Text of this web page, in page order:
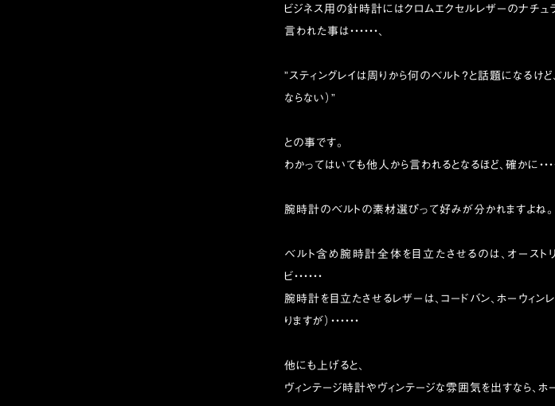
ビジネス用の針時計にはクロムエクセルレザーのナチュ
言われた事は・・・・・・、
”スティングレイは周りから何のベルト？と話題になるけ
ならない）”
との事です。
わかってはいても他人から言われるとなるほど、確かに・・・
腕時計のベルトの素材選びって好みが分かれますよね。
ベルト含め腕時計全体を目立たさせるのは、オーストリ
ビ・・・・・・
腕時計を目立たさせるレザーは、コードバン、ホーウィン
りますが）・・・・・・
他にも上げると、
ヴィンテージ時計やヴィンテージな雰囲気を出すなら、ホーウィ